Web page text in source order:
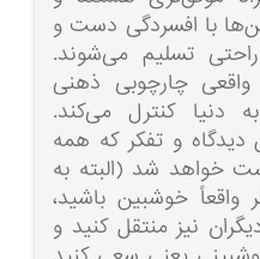
با افسردگی دست و
تسلیم می‌شوند.
چارچوبی ذهنی
دنیا کنترل می‌کند.
و تفکر که همه
خواهد شد (البته به
خوشبین باشید،
نیز منتقل کنید و